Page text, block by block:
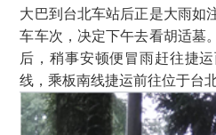
大巴到台北车站后正是大雨如
车车次，决定下午去看胡适墓
后，稍事安顿便冒雨赶往捷
线，乘板南线捷运前往位于台